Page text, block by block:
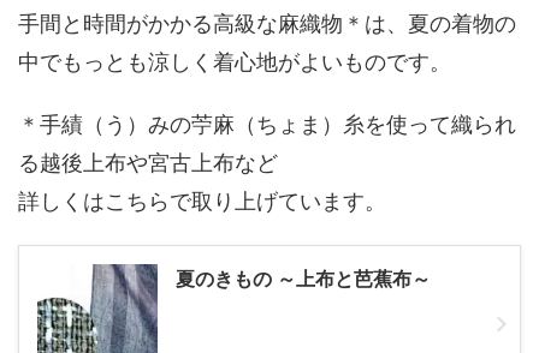
手間と時間がかかる高級な麻織物＊は、夏の着物の
中でもっとも涼しく着心地がよいものです。
＊手績（う）みの苧麻（ちょま）糸を使って織られ
る越後上布や宮古上布など
詳しくはこちらで取り上げています。
夏のきもの ～上布と芭蕉布～